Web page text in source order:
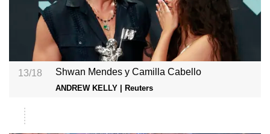
13/18 Shwan Mendes y Camilla Cabello
ANDREW KELLY | Reuters